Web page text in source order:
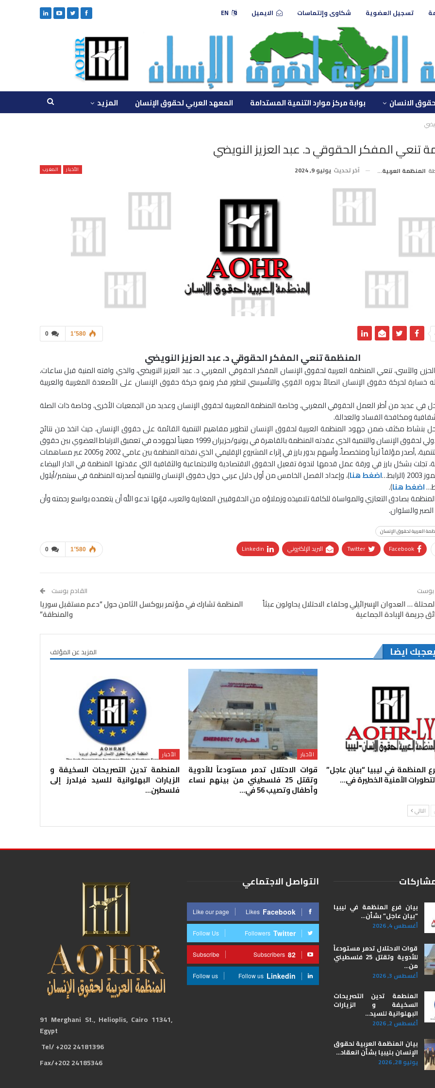
تسجيل العضوية شكاوى وإلتماسات الايميل EN
الانسان بوابة مركز موارد التنمية المستدامة المعهد العربي لحقوق الإنسان المزيد
تنعي المفكر الحقوقي د. عبد العزيز النويضي
الأخبار المغرب المنظمة العربية لحقوق الإنسان آخر تحديث يوليو 9, 2024
0 1٬580
المنظمة تنعي المفكر الحقوقي د. عبد العزيز النويضي
والآسى، تنعي المنظمة العربية لحقوق الإنسان المفكر الحقوقي المغربي د. عبد العزيز النويضي، والذي وافته المنية قبل ساعات،
خسارة لحركة حقوق الإنسان اتصالاً بدوره القوي والتأسيسي لتطور فكر ونمو حركة حقوق الإنسان على الأصعدة المغربية والعربية
في عديد من أطر العمل الحقوقي المغربي، وخاصة المنظمة المغربية لحقوق الإنسان وعديد من الجمعيات الأخرى، وخاصة ذات الصلة
ومكافحة الفساد والعدالة.
بنشاط مكثف ضمن جهود المنظمة العربية لحقوق الإنسان لتطوير مفاهيم التنمية القائمة على حقوق الإنسان، حيث اتخذ من نتائج
المؤتمر الدولي لحقوق الإنسان والتنمية الذي عقدته المنظمة بالقاهرة في يونيو/حزيران 1999 معيناً لجهوده في تعميق الارتباط العضوي بين حقوق
الإنسان والتنمية، ,أصدر مؤلفاً ثرياً ومتخصصاً، وأسهم بدور بارز في إثراء المشروع الإقليمي الذي نفذته المنظمة بين عامي 2002 و2005 عبر مساهمات
تجلت بشكل بارز في ورقة عمل قدمها لندوة تفعيل الحقوق الاقتصادية والاجتماعية والثقافية التي عقدتها المنظمة في الدار البيضاء
اضغط هنا)، وإعداد الفصل الخامس من أول دليل عربي حول حقوق الإنسان والتنمية أصدرته المنظمة في سبتمبر/أيلول
اضغط هنا).
بصادق التعازي والمواساة للكافة تلاميذه وزملاؤه من الحقوقيين المغاربة والعرب، فإنها تدعو الله أن يتغمده بواسع رحمته وأن
والسلوان.
العربية لحقوق الإنسان
0 1٬580 Facebook
Twitter البريد الإلكتروني Linkedin
بوست
… العدوان الإسرائيلي وحلفاء الاحتلال يحاولون عبثاً
الإبادة الجماعية
القادم بوست
المنظمة تشارك في مؤتمر بروكسل الثامن حول “دعم مستقبل سوريا
والمنطقة”
ايضا المزيد عن المؤلف
المنظمة في ليبيا “بيان عاجل”
الأمنية الخطيرة في…
الأخبار
قوات الاحتلال تدمر مستودعاً للأدوية
وتقتل 25 فلسطيني من بينهم نساء
وأطفال وتصيب 56 في…
الأخبار
المنطمة تدين التصريحات السخيفة و
الزيارات البهلوانية للسيد فيلدرز إلى
فلسطين…
التالي
بيان فرع المنظمة في ليبيا
“بيان عاجل” بشأن…
أغسطس 4, 2026
قوات الاحتلال تدمر مستودعاً
للأدوية وتقتل 25 فلسطيني
من…
أغسطس 3, 2026
المنطمة تدين التصريحات
السخيفة و الزيارات
البهلوانية للسيد…
أغسطس 2, 2026
بيان المنظمة العربية لحقوق
الإنسان بليبيا ​بشأن انعقاد…
يوليو 28, 2026
التواصل الاجتماعي
Facebook
Likes
Like our page
Twitter
Followers
Follow Us
82
Subscribers
Subscribe
Linkedin
Follow us
Follow us
91 Merghani St., Helioplis, Cairo 11341,
Egypt
Tel/ +202 24181396
Fax/+202 24185346